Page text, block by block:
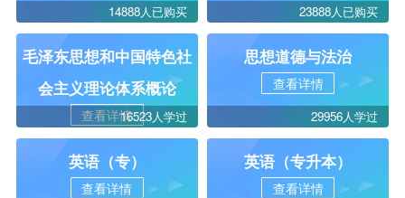
14888人已购买 23888人已购买
毛泽东思想和中国特色社
会主义理论体系概论
查看详情16523人学过
思想道德与法治
查看详情
29956人学过
英语（专）
查看详情
英语（专升本）
查看详情